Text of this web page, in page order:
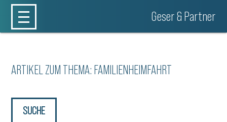
Geser & Partner
ARTIKEL ZUM THEMA: FAMILIENHEIMFAHRT
SUCHE